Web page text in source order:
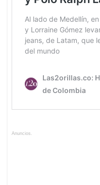
Anuncios.